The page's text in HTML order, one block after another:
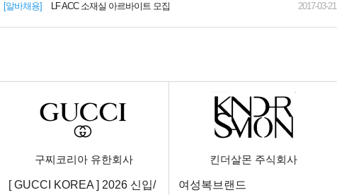
[알바채용]
LF ACC 소재실 아르바이트 모집 2017-03-21
구찌코리아 유한회사
[ GUCCI KOREA ] 2026 신입/
킨더살몬 주식회사
여성복브랜드